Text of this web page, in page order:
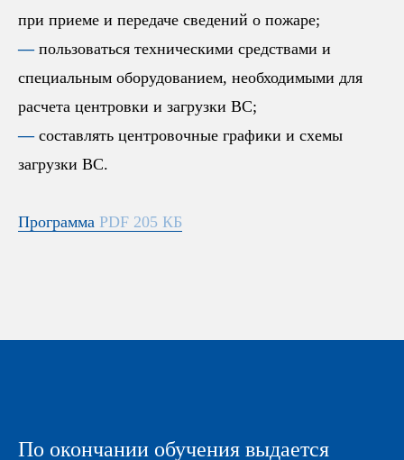
при приеме и передаче сведений о пожаре;
—пользоваться техническими средствами и
специальным оборудованием, необходимыми для
расчета центровки и загрузки ВС;
—составлять центровочные графики и схемы
загрузки ВС.
Программа PDF 205 КБ
По окончании обучения выдается